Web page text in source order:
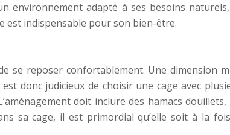
environnement adapté à ses besoins
est indispensable pour son bien-être.
reposer confortablement. Une dimension
donc judicieux de choisir une cage avec
doit inclure des hamacs
sa cage, il est primordial qu’elle soit à la